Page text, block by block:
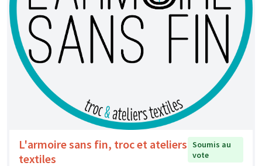
L'armoire sans fin, troc et ateliers
textiles
Soumis au
vote